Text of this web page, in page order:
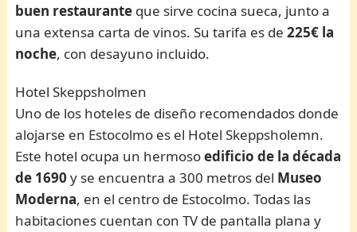
buen restaurante que sirve cocina sueca, junto a
una extensa carta de vinos. Su tarifa es de225€ la
noche, con desayuno incluido.
Hotel Skeppsholmen
Uno de los hoteles de diseño recomendados donde
alojarse en Estocolmo es el Hotel Skeppsholemn.
Este hotel ocupa un hermosoedificio de la década
de 1690 y se encuentra a 300 metros del Museo
Moderna, en el centro de Estocolmo. Todas las
habitaciones cuentan con TV de pantalla plana y